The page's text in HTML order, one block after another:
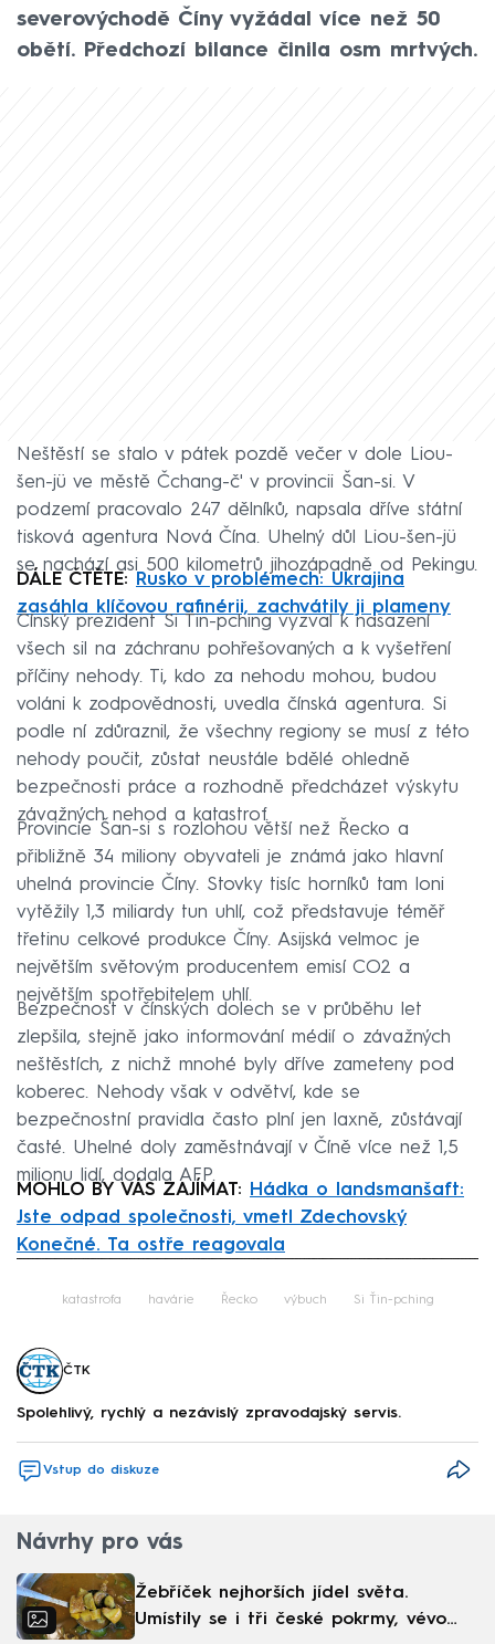
severovýchodě Číny vyžádal více než 50
obětí. Předchozí bilance činila osm mrtvých.
Neštěstí se stalo v pátek pozdě večer v dole Liou-
šen-jü ve městě Čchang-č' v provincii Šan-si. V
podzemí pracovalo 247 dělníků, napsala dříve státní
tisková agentura Nová Čína. Uhelný důl Liou-šen-jü
se nachází asi 500 kilometrů jihozápadně od Pekingu.
DÁLE ČTĚTE:
Rusko v problémech: Ukrajina
zasáhla klíčovou rafinérii, zachvátily ji plameny
Čínský prezident Si Ťin-pching vyzval k nasazení
všech sil na záchranu pohřešovaných a k vyšetření
příčiny nehody. Ti, kdo za nehodu mohou, budou
voláni k zodpovědnosti, uvedla čínská agentura. Si
podle ní zdůraznil, že všechny regiony se musí z této
nehody poučit, zůstat neustále bdělé ohledně
bezpečnosti práce a rozhodně předcházet výskytu
závažných nehod a katastrof.
Provincie Šan-si s rozlohou větší než Řecko a
přibližně 34 miliony obyvateli je známá jako hlavní
uhelná provincie Číny. Stovky tisíc horníků tam loni
vytěžily 1,3 miliardy tun uhlí, což představuje téměř
třetinu celkové produkce Číny. Asijská velmoc je
největším světovým producentem emisí CO2 a
největším spotřebitelem uhlí.
Bezpečnost v čínských dolech se v průběhu let
zlepšila, stejně jako informování médií o závažných
neštěstích, z nichž mnohé byly dříve zameteny pod
koberec. Nehody však v odvětví, kde se
bezpečnostní pravidla často plní jen laxně, zůstávají
časté. Uhelné doly zaměstnávají v Číně více než 1,5
milionu lidí, dodala AFP.
MOHLO BY VÁS ZAJÍMAT:
Hádka o landsmanšaft:
Jste odpad společnosti, vmetl Zdechovský
Konečné. Ta ostře reagovala
katastrofa havárie Řecko výbuch Si Ťin-pching
ČTK
Spolehlivý, rychlý a nezávislý zpravodajský servis.
Vstup do diskuze
Návrhy pro vás
Žebříček nejhorších jídel světa.
Umístily se i tři české pokrmy, vévodí